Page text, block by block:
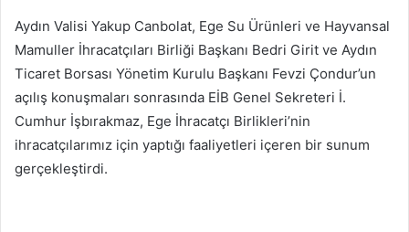
Aydın Valisi Yakup Canbolat, Ege Su Ürünleri ve Hayvansal
Mamuller İhracatçıları Birliği Başkanı Bedri Girit ve Aydın
Ticaret Borsası Yönetim Kurulu Başkanı Fevzi Çondur’un
açılış konuşmaları sonrasında EİB Genel Sekreteri İ.
Cumhur İşbırakmaz, Ege İhracatçı Birlikleri’nin
ihracatçılarımız için yaptığı faaliyetleri içeren bir sunum
gerçekleştirdi.